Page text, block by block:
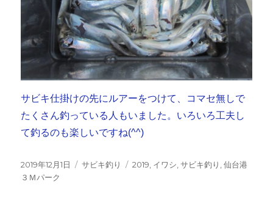
サビキ仕掛けの先にルアーをつけて、コマセ無しで
たくさん釣っている人もいました。いろいろ工夫し
て釣るのも楽しいですね(^^)
投
稿
2019年12月1日
カ
サビキ釣り
タ
2019 イワシ ,サビキ釣り ,仙台港
３Ｍパーク